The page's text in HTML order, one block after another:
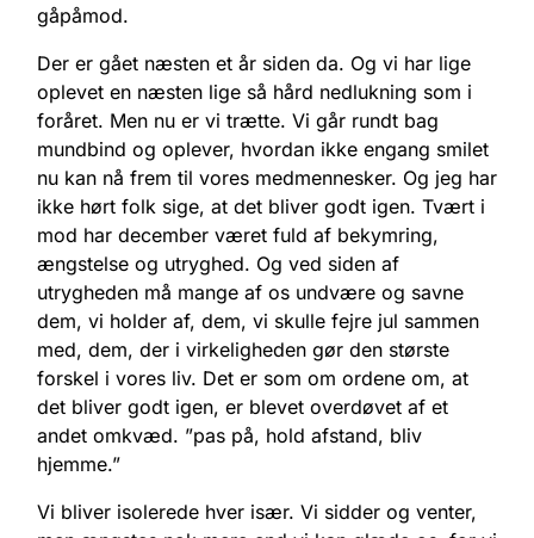
gåpåmod.
Der er gået næsten et år siden da. Og vi har lige
oplevet en næsten lige så hård nedlukning som i
foråret. Men nu er vi trætte. Vi går rundt bag
mundbind og oplever, hvordan ikke engang smilet
nu kan nå frem til vores medmennesker. Og jeg har
ikke hørt folk sige, at det bliver godt igen. Tvært i
mod har december været fuld af bekymring,
ængstelse og utryghed. Og ved siden af
utrygheden må mange af os undvære og savne
dem, vi holder af, dem, vi skulle fejre jul sammen
med, dem, der i virkeligheden gør den største
forskel i vores liv. Det er som om ordene om, at
det bliver godt igen, er blevet overdøvet af et
andet omkvæd. ”pas på, hold afstand, bliv
hjemme.”
Vi bliver isolerede hver især. Vi sidder og venter,